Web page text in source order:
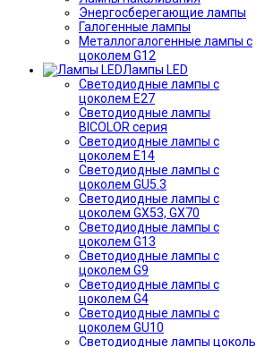
Энергосберегающие лампы
Галогенные лампы
Металлогалогенные лампы с
цоколем G12
Лампы LED
Светодиодные лампы с
цоколем E27
Светодиодные лампы
BICOLOR серия
Светодиодные лампы с
цоколем E14
Светодиодные лампы с
цоколем GU5.3
Светодиодные лампы с
цоколем GX53, GX70
Светодиодные лампы с
цоколем G13
Светодиодные лампы с
цоколем G9
Светодиодные лампы с
цоколем G4
Светодиодные лампы с
цоколем GU10
Светодиодные лампы цоколь